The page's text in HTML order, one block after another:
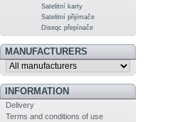
Satelitní karty
Satelitní přijímače
Diseqc přepínače
MANUFACTURERS
INFORMATION
Delivery
Terms and conditions of use